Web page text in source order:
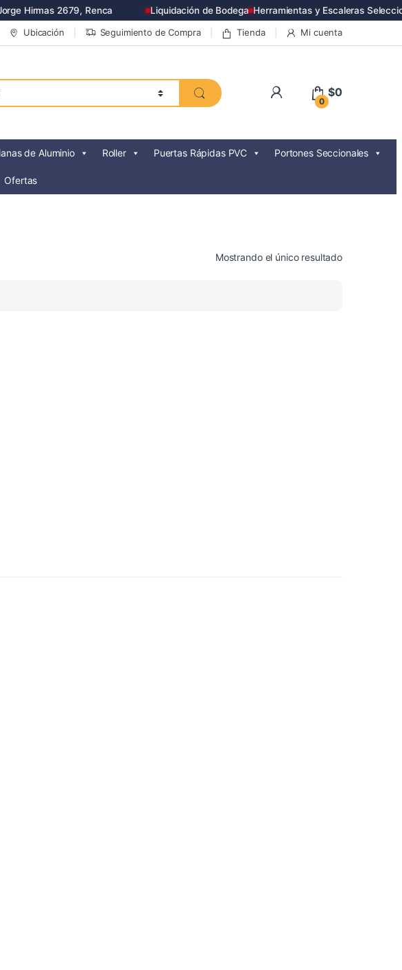
Hirmas 2679, Renca Liquidación de Bodega Herramientas y Escaleras
Ubicación Seguimiento de Compra Tienda Mi cuenta
0
$0
de Aluminio Roller Puertas Rápidas PVC Portones Seccionales
Ofertas
Mostrando el único resultado